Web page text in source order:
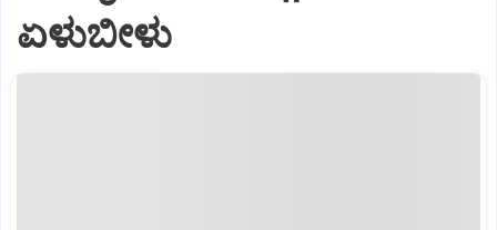
ಏಳುಬೀಳು